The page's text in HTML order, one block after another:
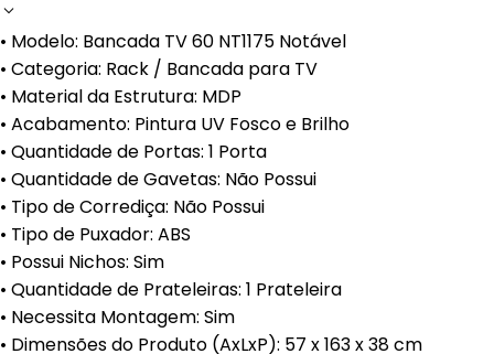
• Modelo: Bancada TV 60 NT1175 Notável
• Categoria: Rack / Bancada para TV
• Material da Estrutura: MDP
• Acabamento: Pintura UV Fosco e Brilho
• Quantidade de Portas: 1 Porta
• Quantidade de Gavetas: Não Possui
• Tipo de Corrediça: Não Possui
• Tipo de Puxador: ABS
• Possui Nichos: Sim
• Quantidade de Prateleiras: 1 Prateleira
• Necessita Montagem: Sim
• Dimensões do Produto (AxLxP): 57 x 163 x 38 cm